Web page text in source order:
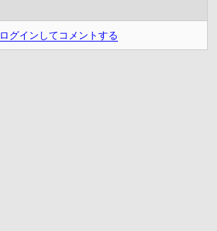
ログインしてコメントする